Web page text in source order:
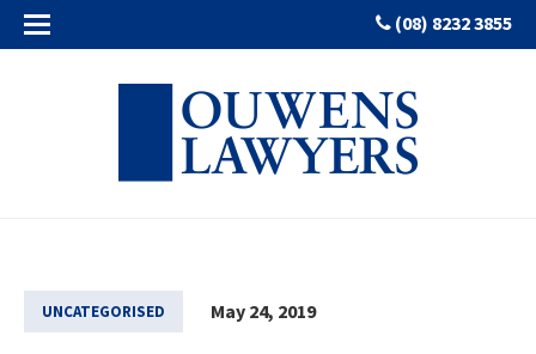
(08) 8232 3855
UNCATEGORISED May 24, 2019